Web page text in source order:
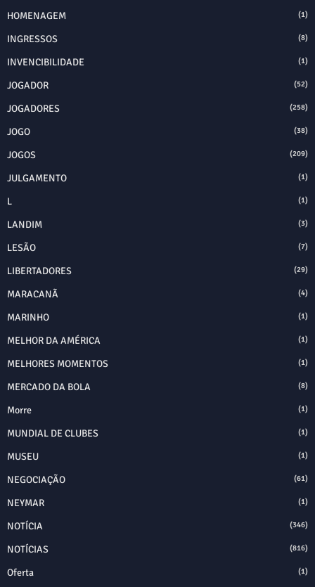
HOMENAGEM (1)
INGRESSOS (8)
INVENCIBILIDADE (1)
JOGADOR (52)
JOGADORES (258)
JOGO (38)
JOGOS (209)
JULGAMENTO (1)
L (1)
LANDIM (3)
LESÃO (7)
LIBERTADORES (29)
MARACANÃ (4)
MARINHO (1)
MELHOR DA AMÉRICA (1)
MELHORES MOMENTOS (1)
MERCADO DA BOLA (8)
Morre (1)
MUNDIAL DE CLUBES (1)
MUSEU (1)
NEGOCIAÇÃO (61)
NEYMAR (1)
NOTÍCIA (346)
NOTÍCIAS (816)
Oferta (1)